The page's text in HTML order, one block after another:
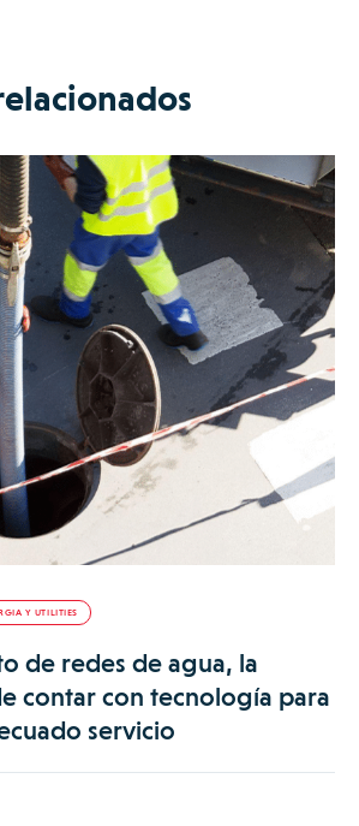
Y UTILITIES
de redes de agua, la
contar con tecnología para
servicio